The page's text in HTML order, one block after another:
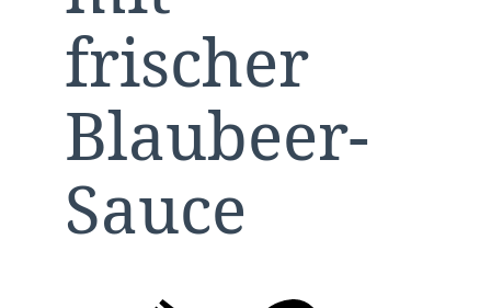
frischer
Blaubeer-
Sauce